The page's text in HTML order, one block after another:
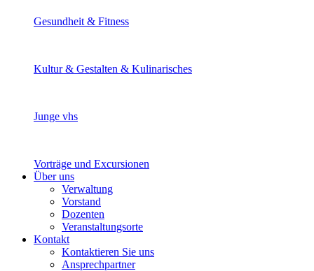
Gesundheit & Fitness
Kultur & Gestalten & Kulinarisches
Junge vhs
Vorträge und Excursionen
Über uns
Verwaltung
Vorstand
Dozenten
Veranstaltungsorte
Kontakt
Kontaktieren Sie uns
Ansprechpartner